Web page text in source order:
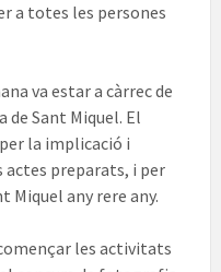
a totes les persones
va estar a càrrec de
de Sant Miquel. El
la implicació i
preparats, i per
Miquel any rere any.
les activitats